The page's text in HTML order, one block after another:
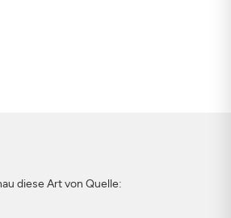
diese Art von Quelle: